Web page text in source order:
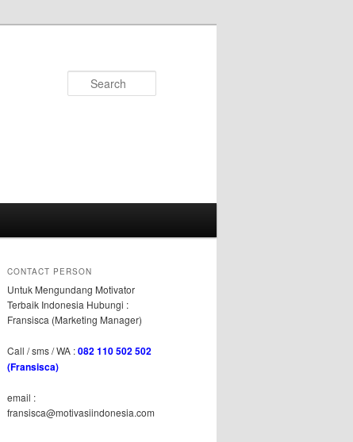
CONTACT PERSON
Untuk Mengundang Motivator
Terbaik Indonesia Hubungi :
Fransisca (Marketing Manager)
Call / sms / WA :082 110 502 502
(Fransisca)
email :
fransisca@motivasiindonesia.com